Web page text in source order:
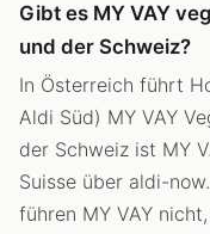
Gibt es MY VAY
und der Schweiz?
In Österreich führt
Aldi Süd) MY VAY
der Schweiz ist MY
Suisse über aldi-
führen MY VAY